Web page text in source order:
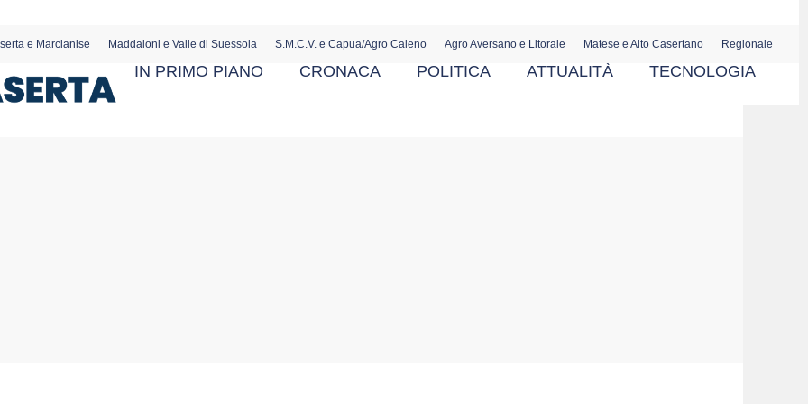
e Marcianise Maddaloni e Valle di Suessola S.M.C.V. e Capua/Agro Caleno Agro Aversano e Litorale Matese e Alto Casertano Regionale
IN PRIMO PIANO CRONACA POLITICA ATTUALITÀ TECNOLOGIA